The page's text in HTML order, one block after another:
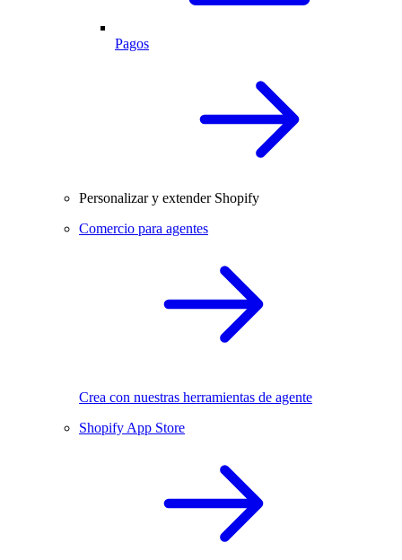
Pagos
Personalizar y extender Shopify
Comercio para agentes
Crea con nuestras herramientas de agente
Shopify App Store